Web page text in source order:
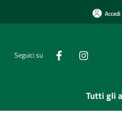
Seguici su
Tutti gli